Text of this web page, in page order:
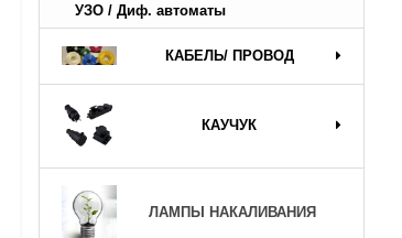
УЗО / Диф. автоматы
КАБЕЛЬ/ ПРОВОД
КАУЧУК
ЛАМПЫ НАКАЛИВАНИЯ